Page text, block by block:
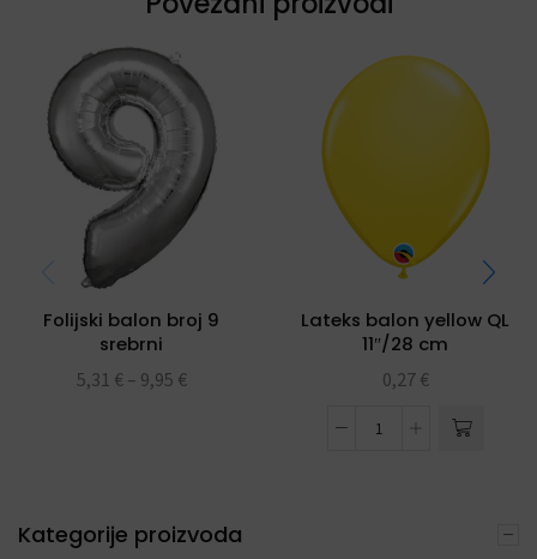
Folijski balon broj 9
srebrni
5,31 € – 9,95 €
Lateks balon yellow QL
11″/28 cm
0,27 €
Kategorije proizvoda